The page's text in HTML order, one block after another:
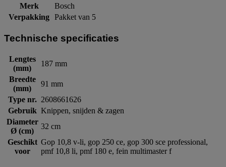
Merk
Bosch
Verpakking Pakket van 5
Technische specificaties
Lengtes
(mm)
187 mm
Breedte
(mm)
91 mm
Type nr. 2608661626
Gebruik Knippen, snijden & zagen
Diameter
Ø (cm)
32 cm
Geschikt
voor
Gop 10,8 v-li, gop 250 ce, gop 300 sce professional,
pmf 10,8 li, pmf 180 e, fein multimaster f